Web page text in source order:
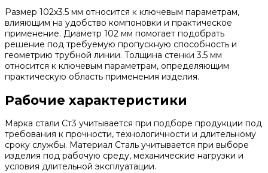
Размер 102х3.5 мм относится к ключевым параметрам,
влияющим на удобство компоновки и практическое
применение. Диаметр 102 мм помогает подобрать
решение под требуемую пропускную способность и
геометрию трубной линии. Толщина стенки 3.5 мм
относится к ключевым параметрам, определяющим
практическую область применения изделия.
Рабочие характеристики
Марка стали Ст3 учитывается при подборе продукции под
требования к прочности, технологичности и длительному
сроку службы. Материал Сталь учитывается при выборе
изделия под рабочую среду, механические нагрузки и
условия длительной эксплуатации.